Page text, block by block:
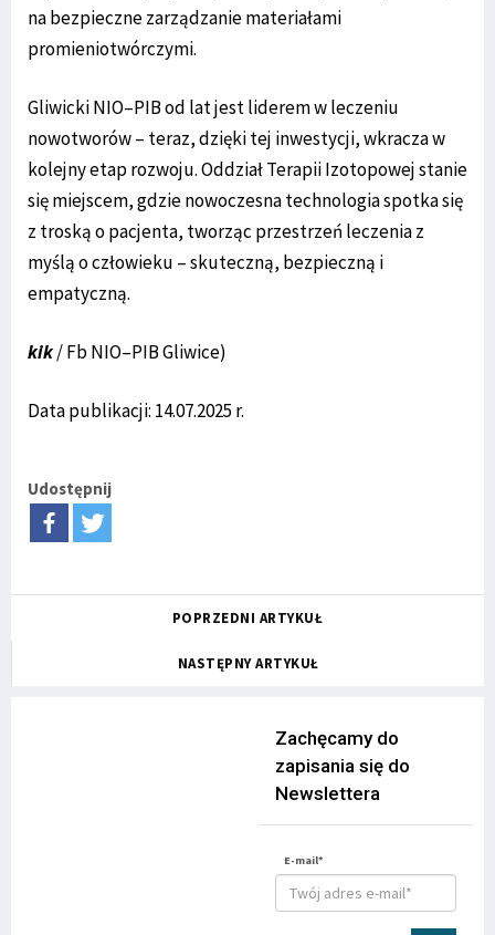
na bezpieczne zarządzanie materiałami
promieniotwórczymi.
Gliwicki NIO–PIB od lat jest liderem w leczeniu
nowotworów – teraz, dzięki tej inwestycji, wkracza w
kolejny etap rozwoju. Oddział Terapii Izotopowej stanie
się miejscem, gdzie nowoczesna technologia spotka się
z troską o pacjenta, tworząc przestrzeń leczenia z
myślą o człowieku – skuteczną, bezpieczną i
empatyczną.
kik/ Fb NIO–PIB Gliwice)
Data publikacji: 14.07.2025 r.
Udostępnij
POPRZEDNI ARTYKUŁ
NASTĘPNY ARTYKUŁ
Zachęcamy do
zapisania się do
Newslettera
E-mail*